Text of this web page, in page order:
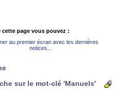
cette page vous pouvez :
au premier écran avec les dernières
notices...
sur le mot-clé 'Manuels'